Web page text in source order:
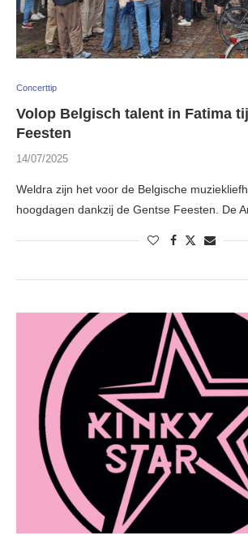
Concerttip
Volop Belgisch talent in Fatima
Feesten
14/07/2025
Weldra zijn het voor de Belgische
hoogdagen dankzij de Gentse Feesten. De